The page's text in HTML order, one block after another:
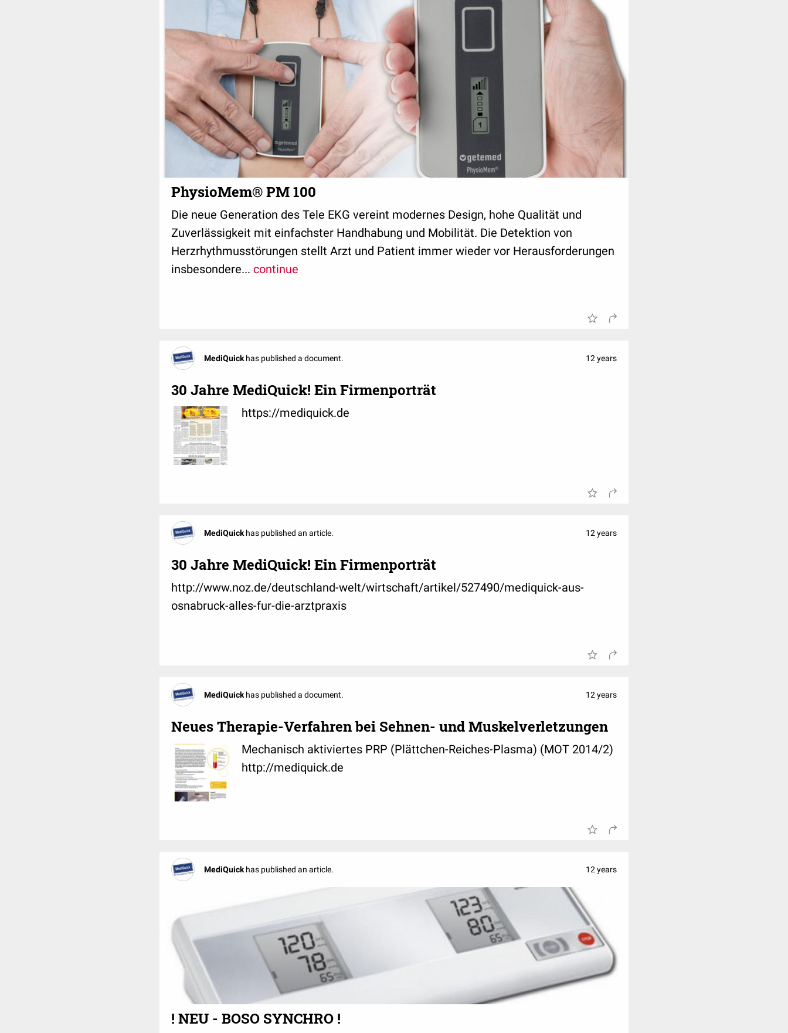
PhysioMem® PM 100
Die neue Generation des Tele EKG vereint modernes Design, hohe Qualität und
Zuverlässigkeit mit einfachster Handhabung und Mobilität. Die Detektion von
Herzrhythmusstörungen stellt Arzt und Patient immer wieder vor Herausforderungen
insbesondere... continue
MediQuickhas published a document. 12 years
30 Jahre MediQuick! Ein Firmenporträt
https://mediquick.de
MediQuickhas published an article. 12 years
30 Jahre MediQuick! Ein Firmenporträt
http://www.noz.de/deutschland-welt/wirtschaft/artikel/527490/mediquick-aus-
osnabruck-alles-fur-die-arztpraxis
MediQuickhas published a document. 12 years
Neues Therapie-Verfahren bei Sehnen- und Muskelverletzungen
Mechanisch aktiviertes PRP (Plättchen-Reiches-Plasma) (MOT 2014/2)
http://mediquick.de
MediQuickhas published an article. 12 years
! NEU - BOSO SYNCHRO !